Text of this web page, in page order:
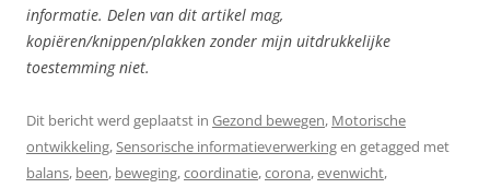
informatie. Delen van dit artikel mag,
kopiëren/knippen/plakken zonder mijn uitdrukkelijke
toestemming niet.
Dit bericht werd geplaatst in Gezond bewegen, Motorische
ontwikkeling,Sensorische informatieverwerkingen getagged met
balans, been, beweging,coordinatie,corona,evenwicht,